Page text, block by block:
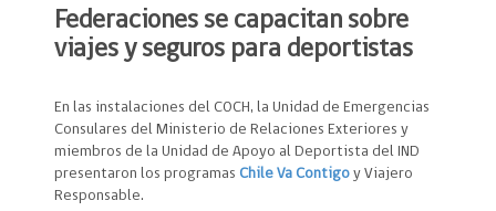
Federaciones se capacitan sobre
viajes y seguros para deportistas
En las instalaciones del COCH, la Unidad de Emergencias
Consulares del Ministerio de Relaciones Exteriores y
miembros de la Unidad de Apoyo al Deportista del IND
presentaron los programas Chile Va Contigo y Viajero
Responsable.